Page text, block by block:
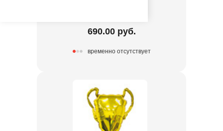
690.00 руб.
временно отсутствует